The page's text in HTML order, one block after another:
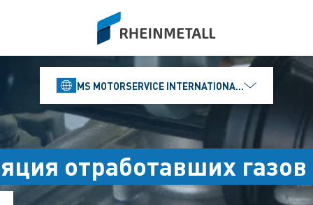
siteLogo
MS MOTORSERVICE INTERNATIONAL GMBH
отработавших газов